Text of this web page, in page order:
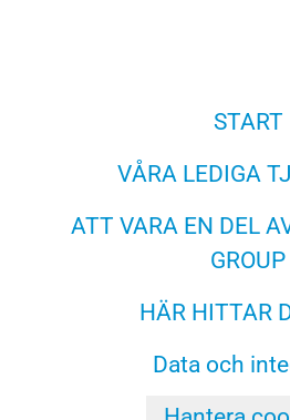
START
VÅRA LEDIGA
ATT VARA EN DEL
GROUP
HÄR HITTAR
Data och